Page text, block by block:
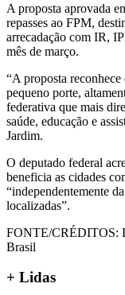
A proposta aprovada
repasses ao FPM,
arrecadação com IR,
mês de março.
“A proposta
pequeno porte,
federativa que mais
saúde, educação e
Jardim.
O deputado federal
beneficia as cidades
“independentemente
localizadas”.
FONTE/CRÉDITOS:
Brasil
+ Lidas